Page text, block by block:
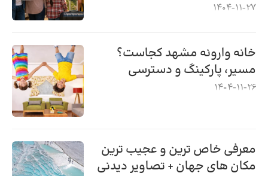
1404-11-27
خانه وارونه مشهد کجاست؟
مسیر، پارکینگ و دسترسی
1404-11-26
معرفی خاص ترین و عجیب ترین
مکان های جهان + تصاویر دیدنی